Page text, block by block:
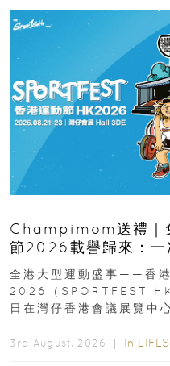
Champimom送禮｜
節2026載譽歸來：一
動、街舞比賽＋逾百
全港大型運動盛事——香
2026（SPORTFEST
日在灣仔香港會議展覽中
3rd August, 2026 ｜ In